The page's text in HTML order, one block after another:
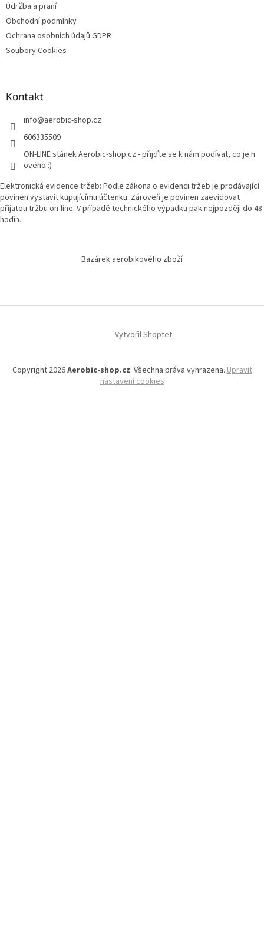
Údržba a praní
Obchodní podmínky
Ochrana osobních údajů GDPR
Soubory Cookies
Kontakt
info@aerobic-shop.cz
606335509
ON-LINE stánek Aerobic-shop.cz - přijďte se k nám podívat, co je n
ového :)
Elektronická evidence tržeb: Podle zákona o evidenci tržeb je prodávající
povinen vystavit kupujícímu účtenku. Zároveň je povinen zaevidovat
přijatou tržbu on-line. V případě technického výpadku pak nejpozději do 48
hodin.
Bazárek aerobikového zboží
Vytvořil Shoptet
Copyright 2026Aerobic-shop.cz. Všechna práva vyhrazena.Upravit
nastavení cookies